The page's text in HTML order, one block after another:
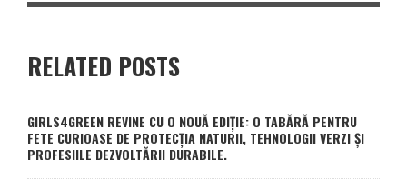
RELATED POSTS
GIRLS4GREEN REVINE CU O NOUĂ EDIȚIE: O TABĂRĂ PENTRU
FETE CURIOASE DE PROTECȚIA NATURII, TEHNOLOGII VERZI ȘI
PROFESIILE DEZVOLTĂRII DURABILE.